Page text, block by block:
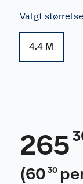
Valgt størrelse
4.4 M
265
(60 30